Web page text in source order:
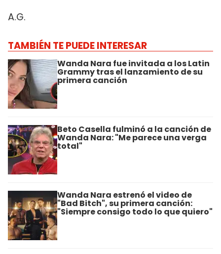
A.G.
TAMBIÉN TE PUEDE INTERESAR
Wanda Nara fue invitada a los Latin
Grammy tras el lanzamiento de su
primera canción
Beto Casella fulminó a la canción de
Wanda Nara: "Me parece una verga
total"
Wanda Nara estrenó el video de
"Bad Bitch", su primera canción:
"Siempre consigo todo lo que quiero"